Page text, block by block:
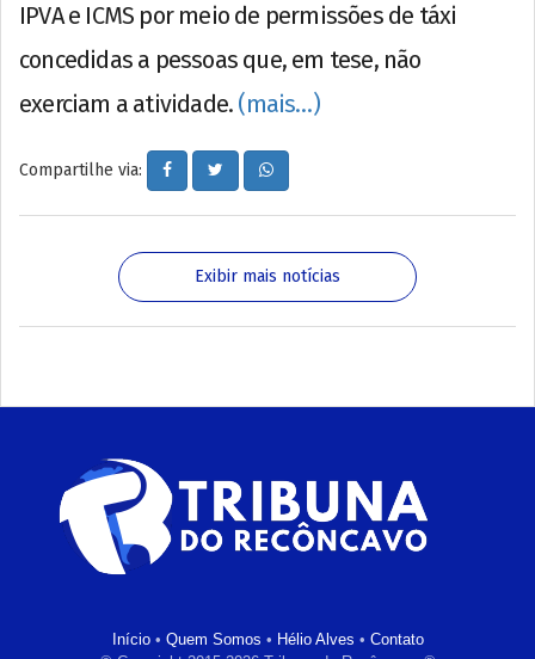
IPVA e ICMS por meio de permissões de táxi
concedidas a pessoas que, em tese, não
exerciam a atividade. (mais…)
Compartilhe via:
Exibir mais notícias
Início• Quem Somos • Hélio Alves • Contato